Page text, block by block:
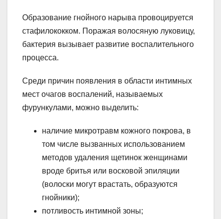
Образование гнойного нарыва провоцируется
стафилококком. Поражая волосяную луковицу,
бактерия вызывает развитие воспалительного
процесса.
Среди причин появления в области интимных
мест очагов воспалений, называемых
фурункулами, можно выделить:
наличие микротравм кожного покрова, в
том числе вызванных использованием
методов удаления щетинок женщинами
вроде бритья или восковой эпиляции
(волоски могут врастать, образуются
гнойники);
потливость интимной зоны;